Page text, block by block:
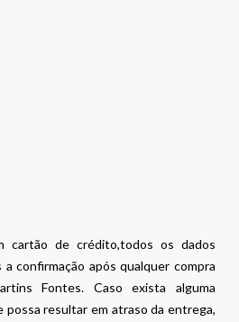
cartão de crédito,todos os dados
confirmação após qualquer compra
Fontes. Caso exista alguma
possa resultar em atraso da entrega,